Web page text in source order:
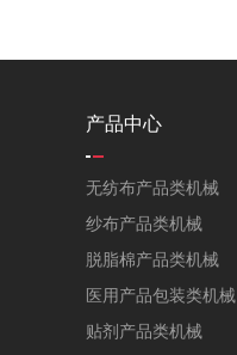
产品中心
无纺布产品类机械
纱布产品类机械
脱脂棉产品类机械
医用产品包装类机械
贴剂产品类机械